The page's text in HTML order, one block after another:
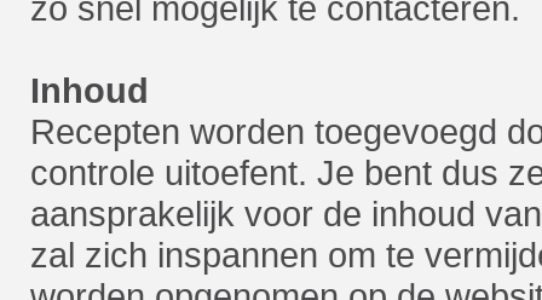
Inhoud
Recepten worden toegevoegd
controle uitoefent. Je bent dus
aansprakelijk voor de inhoud
zal zich inspannen om te